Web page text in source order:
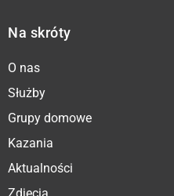
Na skróty
O nas
Służby
Grupy domowe
Kazania
Aktualności